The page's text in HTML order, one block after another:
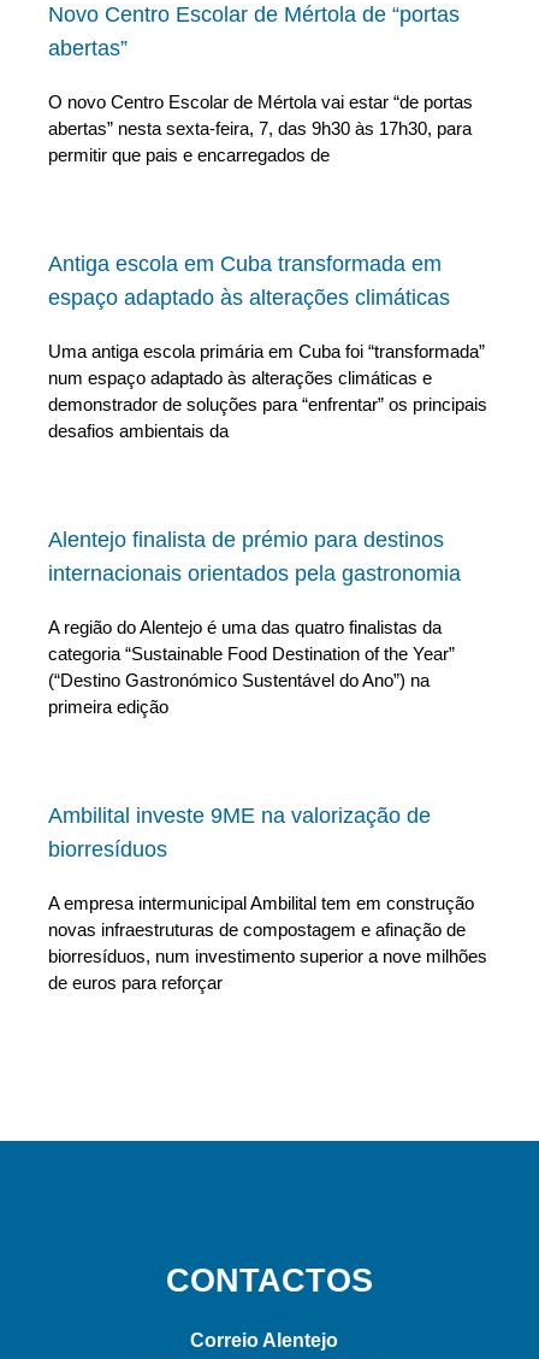
Novo Centro Escolar de Mértola de “portas
abertas”
O novo Centro Escolar de Mértola vai estar “de portas
abertas” nesta sexta-feira, 7, das 9h30 às 17h30, para
permitir que pais e encarregados de
Antiga escola em Cuba transformada em
espaço adaptado às alterações climáticas
Uma antiga escola primária em Cuba foi “transformada”
num espaço adaptado às alterações climáticas e
demonstrador de soluções para “enfrentar” os principais
desafios ambientais da
Alentejo finalista de prémio para destinos
internacionais orientados pela gastronomia
A região do Alentejo é uma das quatro finalistas da
categoria “Sustainable Food Destination of the Year”
(“Destino Gastronómico Sustentável do Ano”) na
primeira edição
Ambilital investe 9ME na valorização de
biorresíduos
A empresa intermunicipal Ambilital tem em construção
novas infraestruturas de compostagem e afinação de
biorresíduos, num investimento superior a nove milhões
de euros para reforçar
CONTACTOS
Correio Alentejo